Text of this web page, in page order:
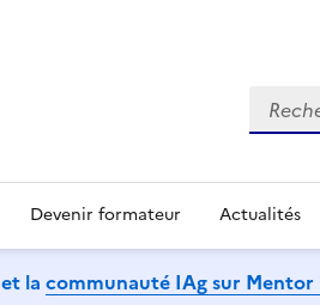
Devenir formateur Actualités
et la communauté IAg sur Mentor